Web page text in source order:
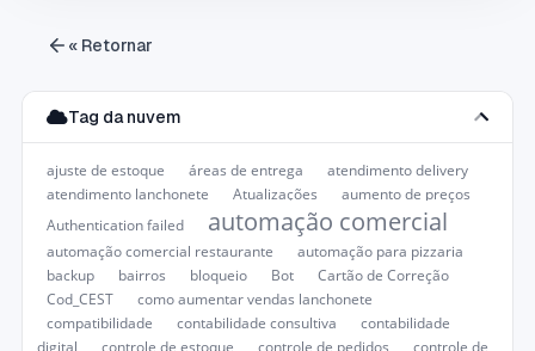
« Retornar
Tag da nuvem
ajuste de estoque áreas de entrega
atendimento delivery
atendimento lanchonete
Atualizações
aumento de preços
Authentication failed
automação comercial
automação comercial restaurante
automação para pizzaria
backup
bairros bloqueio Bot
Cartão de Correção
Cod_CEST
como aumentar vendas lanchonete
compatibilidade
contabilidade consultiva
contabilidade
digital
controle de estoque controle de pedidos controle de